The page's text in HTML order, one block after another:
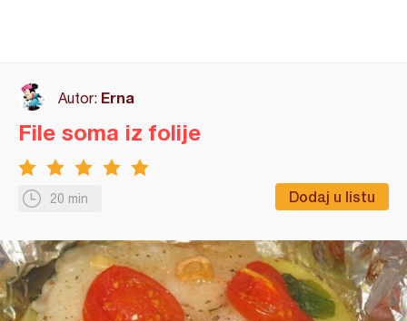
Autor: Erna
20 min Dodaj u listu
File soma iz folije